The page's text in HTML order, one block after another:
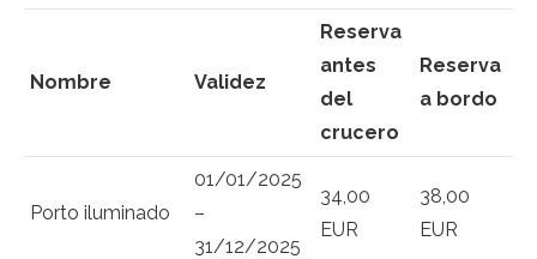
Nombre Validez
Reserva
antes
del
crucero
Reserva
a bordo
Porto iluminado
01/01/2025
–
31/12/2025
34,00
EUR
38,00
EUR